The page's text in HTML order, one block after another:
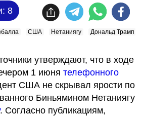
8
США Нетаниягу Дональд Трамп
утверждают, что в ходе
1 июня телефонного
США не скрывал ярости по
поводу анонсированного Биньямином Нетаниягу
. Согласно публикациям,